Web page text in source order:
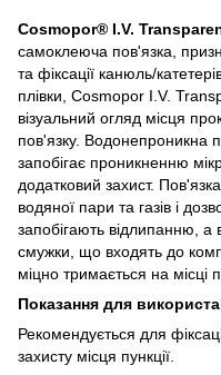
Cosmopor® I.V.
самоклеюча пов'язка,
та фіксації канюль/
плівки, Cosmopor I.V.
візуальний огляд місця
пов'язку. Водонепроникна
запобігає проникненню
додатковий захист.
водяної пари та газів і
запобігають відлипанню, а
смужки, що входять до
міцно тримається на місці
Показання для
Рекомендується для
захисту місця пункції.